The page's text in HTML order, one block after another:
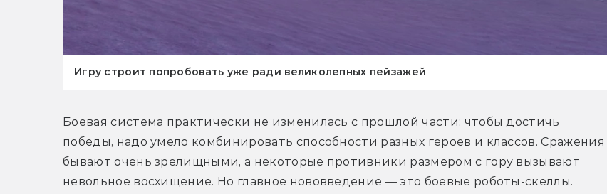
Игру строит попробовать уже ради великолепных пейзажей
Боевая система практически не изменилась с прошлой части: чтобы достичь
победы, надо умело комбинировать способности разных героев и классов. Сражения
бывают очень зрелищными, а некоторые противники размером с гору вызывают
невольное восхищение. Но главное нововведение — это боевые роботы-скеллы.